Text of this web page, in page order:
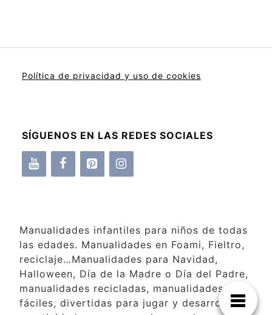
Política de privacidad y uso de cookies
SÍGUENOS EN LAS REDES SOCIALES
Manualidades infantiles para niños de todas
las edades. Manualidades en Foami, Fieltro,
reciclaje…Manualidades para Navidad,
Halloween, Día de la Madre o Día del Padre,
manualidades recicladas, manualidades
fáciles, divertidas para jugar y desarrollar la